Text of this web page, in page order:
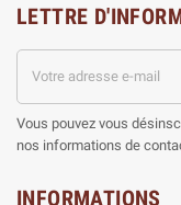
LETTRE
Vous pouvez vous
nos informations de
INFORMATIONS